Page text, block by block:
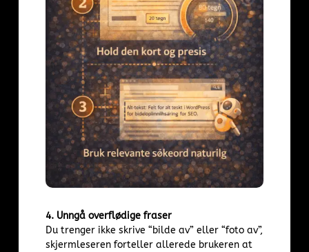
4. Unngå overflødige fraser
Du trenger ikke skrive “bilde av” eller “foto av”,
skjermleseren forteller allerede brukeren at